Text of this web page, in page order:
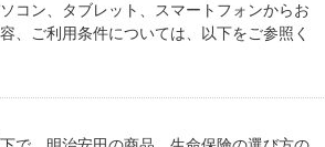
コン、タブレット、スマートフォンからお
、ご利用条件については、以下をご参照く